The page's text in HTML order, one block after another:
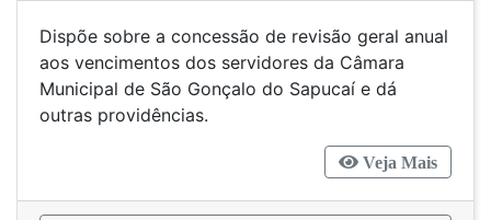
Dispõe sobre a concessão de revisão geral anual
aos vencimentos dos servidores da Câmara
Municipal de São Gonçalo do Sapucaí e dá
outras providências.
Veja Mais